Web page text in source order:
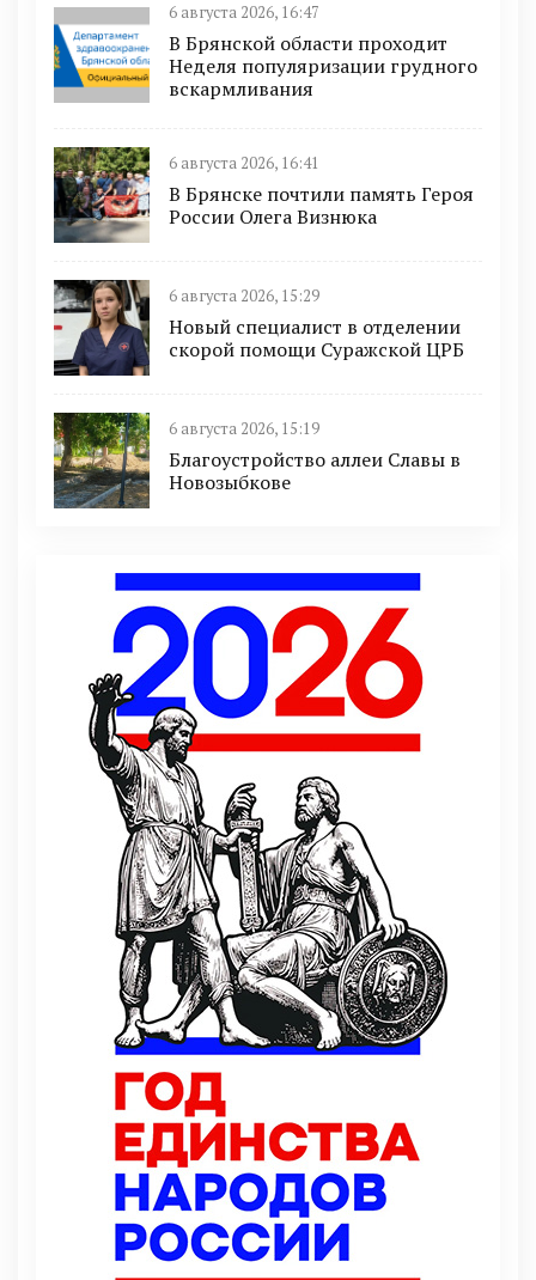
6 августа 2026, 16:47
В Брянской области проходит
Неделя популяризации грудного
вскармливания
6 августа 2026, 16:41
В Брянске почтили память Героя
России Олега Визнюка
6 августа 2026, 15:29
Новый специалист в отделении
скорой помощи Суражской ЦРБ
6 августа 2026, 15:19
Благоустройство аллеи Славы в
Новозыбкове